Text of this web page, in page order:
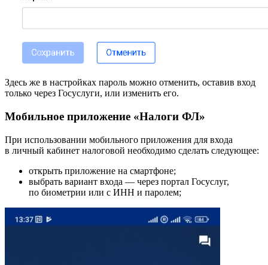
Здесь же в настройках пароль можно отменить, оставив вход
только через Госуслуги, или изменить его.
Мобильное приложение «Налоги ФЛ»
При использовании мобильного приложения для входа
в личный кабинет налоговой необходимо сделать следующее:
открыть приложение на смартфоне;
выбрать вариант входа — через портал Госуслуг,
по биометрии или с ИНН и паролем;